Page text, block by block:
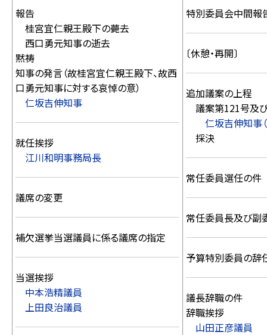
報告
桂宮宜仁親王殿下の薨去
西口勇元知事の逝去
黙祷
知事の発言（故桂宮宜仁親王殿下、故西
口勇元知事に対する哀悼の意）
仁坂吉伸知事
就任挨拶
江川和明事務局長
議席の変更
補欠選挙当選議員に係る議席の指定
当選挨拶
中本浩精議員
上田良治議員
特別委員会中間報
〔休憩・再開〕
追加議案の上程
議案第121号及
仁坂吉伸知事
採決
常任委員選任の件
常任委員長及び副
予算特別委員の辞
議長辞職の件
辞職挨拶
山田正彦議員